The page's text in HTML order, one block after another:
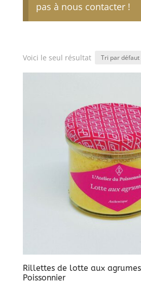
pas à nous contacter !
Voici le seul résultat
Rillettes de lotte aux
Poissonnier